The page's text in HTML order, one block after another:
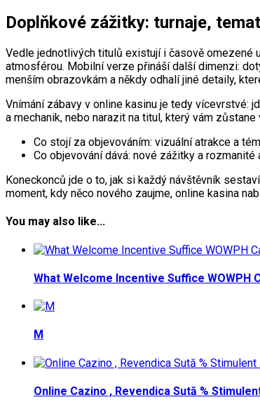
Doplňkové zážitky: turnaje,
Vedle jednotlivých titulů existují i časově omezené
atmosférou. Mobilní verze přináší další dimenzi:
menším obrazovkám a někdy odhalí jiné detaily,
Vnímání zábavy v online kasinu je tedy vícevrstvé:
a mechanik, nebo narazit na titul, který vám
Co stojí za objevováním: vizuální atrakce a
Co objevování dává: nové zážitky a
Koneckonců jde o to, jak si každý návštěvník
moment, kdy něco nového zaujme, online kasina
You may also like...
What Welcome Incentive Suffice WOWPH
M
Online Cazino , Revendica Sută %